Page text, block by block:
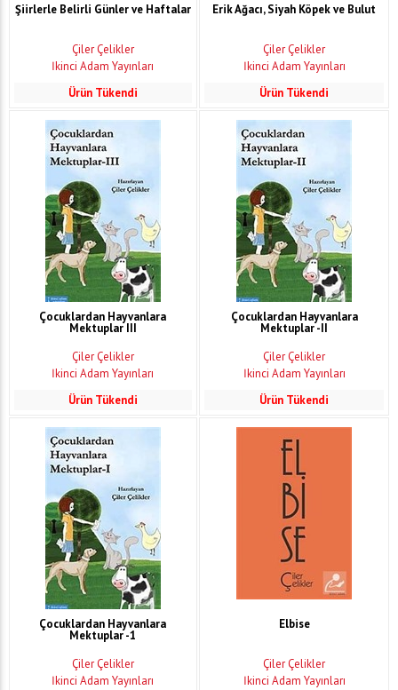
Şiirlerle Belirli Günler ve Haftalar
Çiler Çelikler
İkinci Adam Yayınları
Ürün Tükendi
Erik Ağacı, Siyah Köpek ve Bulut
Çiler Çelikler
İkinci Adam Yayınları
Ürün Tükendi
Çocuklardan Hayvanlara
Mektuplar III
Çiler Çelikler
İkinci Adam Yayınları
Ürün Tükendi
Çocuklardan Hayvanlara
Mektuplar -II
Çiler Çelikler
İkinci Adam Yayınları
Ürün Tükendi
Çocuklardan Hayvanlara
Mektuplar -1
Çiler Çelikler
İkinci Adam Yayınları
Elbise
Çiler Çelikler
İkinci Adam Yayınları